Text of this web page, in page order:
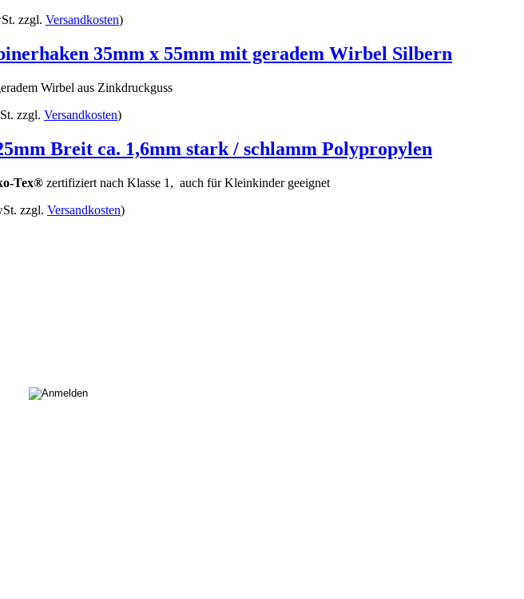
zzgl. Versandkosten)
35mm x 55mm mit geradem Wirbel Silbern
Wirbel aus Zinkdruckguss
zzgl. Versandkosten)
Breit ca. 1,6mm stark / schlamm Polypropylen
Tex® zertifiziert nach Klasse 1, auch für Kleinkinder geeignet
zzgl. Versandkosten)